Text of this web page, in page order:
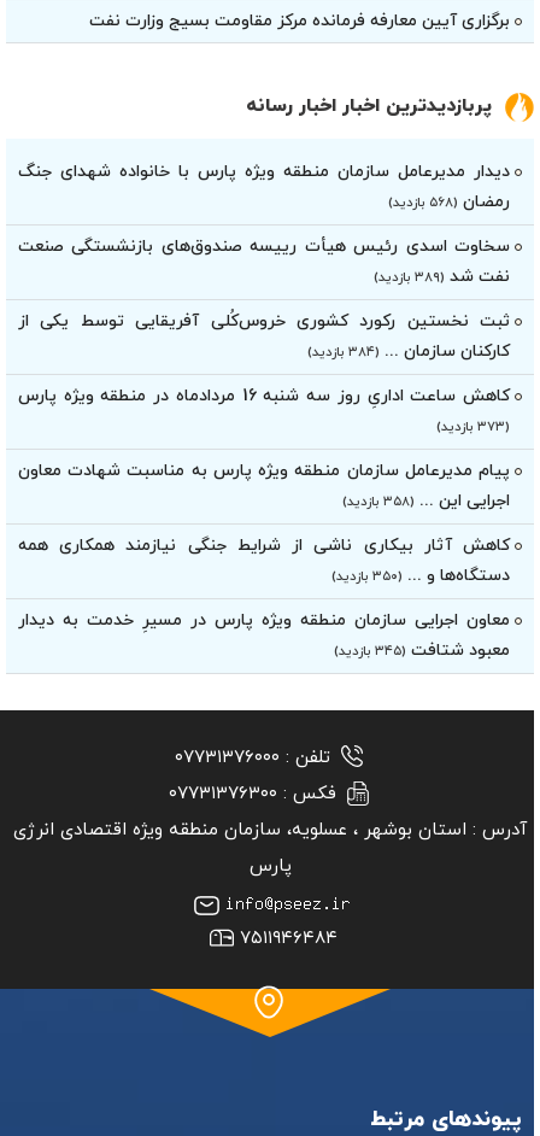
برگزاری آیین معارفه فرمانده مرکز مقاومت بسیج وزارت نفت
پربازدیدترین اخبار اخبار رسانه
دیدار مدیرعامل سازمان منطقه ویژه پارس با خانواده شهدای جنگ
رمضان(۵۶۸ بازدید)
سخاوت اسدی رئیس هیأت‌ رییسه صندوق‌های بازنشستگی صنعت
نفت شد (۳۸۹ بازدید)
ثبت نخستین رکورد کشوری خروس‌کُلی آفریقایی توسط یکی از
کارکنان سازمان ...
کاهش ساعت اداریِ روز سه شنبه 16 مردادماه در منطقه ویژه پارس
پیام مدیرعامل سازمان منطقه ویژه پارس به مناسبت شهادت معاون
اجرایی این ...
کاهش آثار بیکاری ناشی از شرایط جنگی نیازمند همکاری همه
دستگاه‌ها و ...
معاون اجرایی سازمان منطقه ویژه پارس در مسیرِ خدمت به دیدار
معبود شتافت (۳۴۵ بازدید)
تلفن : ۰۷۷۳۱۳۷۶۰۰۰
فکس : ۰۷۷۳۱۳۷۶۳۰۰
آدرس : استان بوشهر ‏، عسلویه، سازمان منطقه ویژه اقتصادی انرژی
پارس
۷۵۱۱۹۴۶۴۸۴
پیوندهای مرتبط